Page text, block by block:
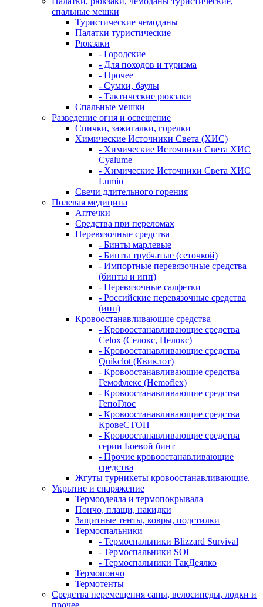
спальные мешки
Туристические чемоданы
Палатки туристические
Рюкзаки
- Городские
- Для походов и туризма
- Прочее
- Сумки, баулы
- Тактические рюкзаки
Спальные мешки
Разведение огня и освещение
Спички, зажигалки, горелки
Химические Источники Света (ХИС)
- Химические Источники Света ХИС
Cyalume
- Химические Источники Света ХИС
Lumio
Свечи длительного горения
Полевая медицина
Аптечки
Средства при переломах
Перевязочные средства
- Бинты марлевые
- Бинты трубчатые (сеточкой)
- Импортные перевязочные средства
(бинты и ипп)
- Перевязочные салфетки
- Российские перевязочные средства
(ипп)
Кровоостанавливающие средства
- Кровоостанавливающие средства
Celox (Селокс, Целокс)
- Кровоостанавливающие средства
Quikclot (Квиклот)
- Кровоостанавливающие средства
Гемофлекс (Hemoflex)
- Кровоостанавливающие средства
ГепоГлос
- Кровоостанавливающие средства
КровеСТОП
- Кровоостанавливающие средства
серии Боевой бинт
- Прочие кровоостанавливающие
средства
Жгуты турникеты кровоостанавливающие.
Укрытие и снаряжение
Термоодеяла и термопокрывала
Пончо, плащи, накидки
Защитные тенты, ковры, подстилки
Термоспальники
- Термоспальники Blizzard Survival
- Термоспальники SOL
- Термоспальники ТакДеялко
Термопончо
Термотенты
Средства перемещения сапы, велосипеды, лодки и
прочее